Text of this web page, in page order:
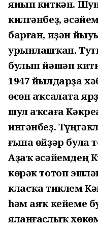
янып киткән.
килгәнбеҙ,
барған, иҙән
урынлашҡан.
булып йәшәп
1947 йылдарҙа
өсөн аҡсалата
шул аҡсаға
ингәнбеҙ.
ғына өйҙәр була
Аҙаҡ әсәйемдең
көрәк тотоп
класҡа тиклем
һәм аяҡ кейеме
яланғаслыҡ